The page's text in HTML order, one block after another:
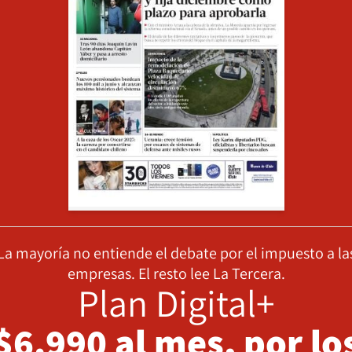
mayoría no entiende el debate por el impuesto a
empresas. El resto lee La Tercera.
Plan Digital+